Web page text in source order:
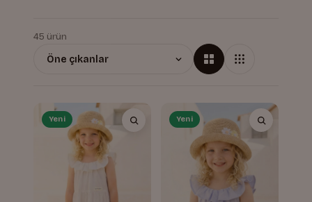
45 ürün
Yeni Yeni